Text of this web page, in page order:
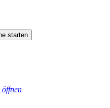
starten